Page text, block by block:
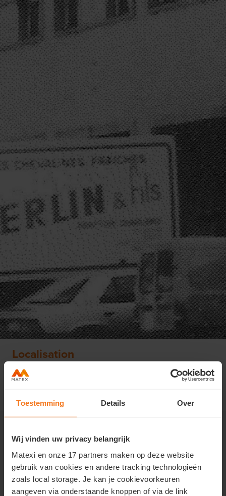
Toestemming Details Over
Wij vinden uw privacy belangrijk
Matexi en onze 17 partners maken op deze website
gebruik van cookies en andere tracking technologieën
zoals local storage. Je kan je cookievoorkeuren
aangeven via onderstaande knoppen of via de link
Localisation
Place de l'Abattoir 1
logements
Création d’un parc public arboré
Renforcement de la centralité